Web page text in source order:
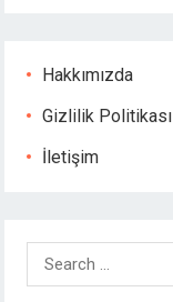
Hakkımızda
Gizlilik Politikası
İletişim
Search
for: